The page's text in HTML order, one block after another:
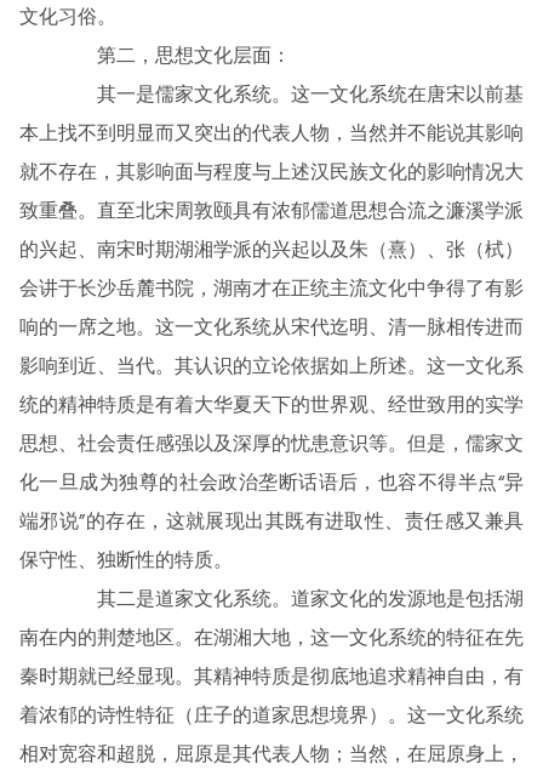
文化习俗。
第二，思想文化层面：
其一是儒家文化系统。这一文化系统在唐宋以前基
本上找不到明显而又突出的代表人物，当然并不能说其影响
就不存在，其影响面与程度与上述汉民族文化的影响情况大
致重叠。直至北宋周敦颐具有浓郁儒道思想合流之濂溪学派
的兴起、南宋时期湖湘学派的兴起以及朱（熹）、张（栻）
会讲于长沙岳麓书院，湖南才在正统主流文化中争得了有影
响的一席之地。这一文化系统从宋代迄明、清一脉相传进而
影响到近、当代。其认识的立论依据如上所述。这一文化系
统的精神特质是有着大华夏天下的世界观、经世致用的实学
思想、社会责任感强以及深厚的忧患意识等。但是，儒家文
化一旦成为独尊的社会政治垄断话语后，也容不得半点“异
端邪说”的存在，这就展现出其既有进取性、责任感又兼具
保守性、独断性的特质。
其二是道家文化系统。道家文化的发源地是包括湖
南在内的荆楚地区。在湖湘大地，这一文化系统的特征在先
秦时期就已经显现。其精神特质是彻底地追求精神自由，有
着浓郁的诗性特征（庄子的道家思想境界）。这一文化系统
相对宽容和超脱，屈原是其代表人物；当然，在屈原身上，